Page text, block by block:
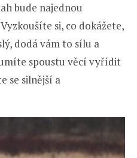
bude najednou
si, co dokážete,
dodá vám to sílu a
spoustu věcí vyřídit
se silnější a